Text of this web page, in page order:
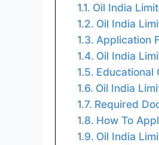
Oil India
Oil India
Application
Oil India
Educational
Oil India
Required
How To
Oil India